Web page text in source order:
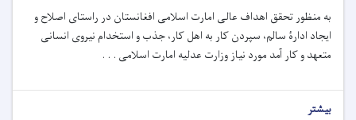
به منظور تحقق اهداف عالی امارت اسلامی افغانستان در راستای اصلاح و
ایجاد ادارۀ سالم، سپردن کار به اهل کار، جذب و استخدام نیروی انسانی
متعهد و کار آمد مورد نیاز وزارت عدلیه امارت اسلامی . . .
بیشتر